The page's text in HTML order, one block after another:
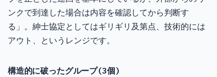
ンクで到達した場合は内容を確認してから判断す
る」。紳士協定としてはギリギリ及第点、技術的には
アウト、というレンジです。
構造的に破ったグループ(3個)